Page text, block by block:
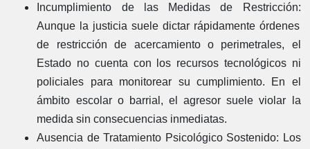
Incumplimiento de las Medidas de Restricción:
Aunque la justicia suele dictar rápidamente órdenes
de restricción de acercamiento o perimetrales, el
Estado no cuenta con los recursos tecnológicos ni
policiales para monitorear su cumplimiento. En el
ámbito escolar o barrial, el agresor suele violar la
medida sin consecuencias inmediatas.
Ausencia de Tratamiento Psicológico Sostenido: Los